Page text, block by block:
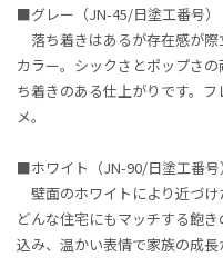
■グレー（JN-45/日塗工番号）
落ち着きはあるが存在感が
カラー。シックさとポップさ
ち着きのある仕上がりです。
メ。
■ホワイト（JN-90/日塗工番号）
壁面のホワイトにより近づけ
どんな住宅にもマッチする飽
込み、温かい表情で家族の成長